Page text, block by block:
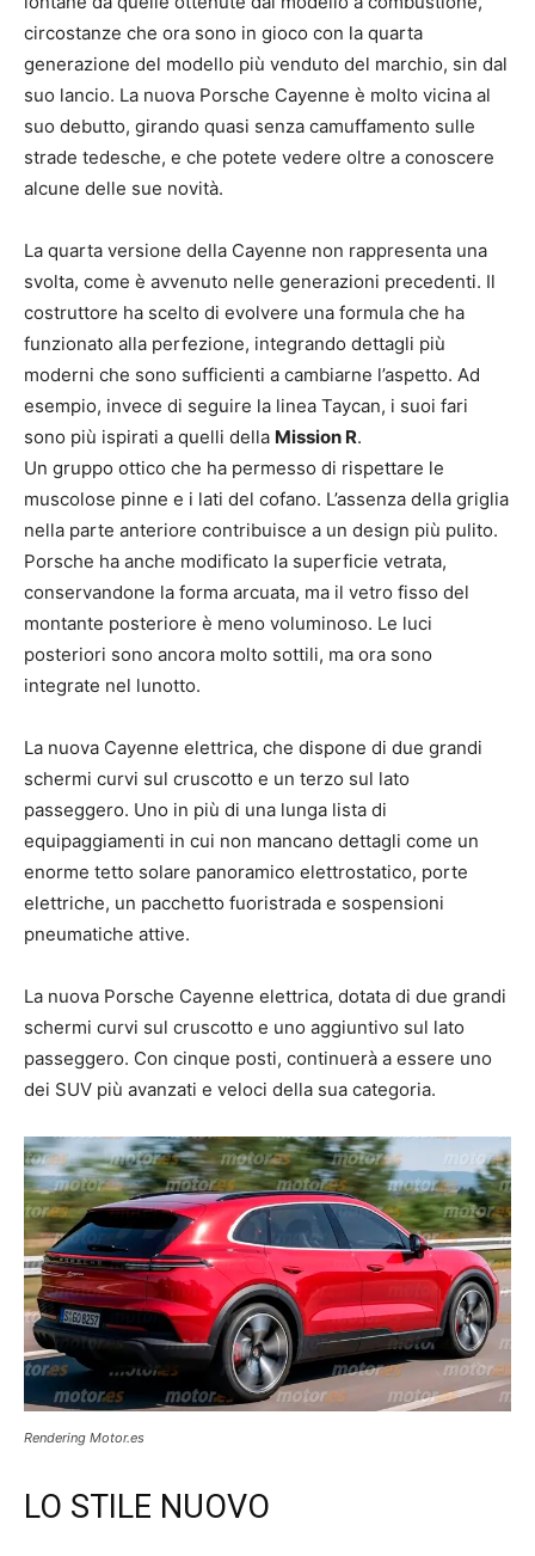
circostanze che ora sono in gioco con la quarta
generazione del modello più venduto del marchio, sin dal
suo lancio. La nuova Porsche Cayenne è molto vicina al
suo debutto, girando quasi senza camuffamento sulle
strade tedesche, e che potete vedere oltre a conoscere
alcune delle sue novità.
La quarta versione della Cayenne non rappresenta una
svolta, come è avvenuto nelle generazioni precedenti. Il
costruttore ha scelto di evolvere una formula che ha
funzionato alla perfezione, integrando dettagli più
moderni che sono sufficienti a cambiarne l’aspetto. Ad
esempio, invece di seguire la linea Taycan, i suoi fari
sono più ispirati a quelli della Mission R.
Un gruppo ottico che ha permesso di rispettare le
muscolose pinne e i lati del cofano. L’assenza della griglia
nella parte anteriore contribuisce a un design più pulito.
Porsche ha anche modificato la superficie vetrata,
conservandone la forma arcuata, ma il vetro fisso del
montante posteriore è meno voluminoso. Le luci
posteriori sono ancora molto sottili, ma ora sono
integrate nel lunotto.
La nuova Cayenne elettrica, che dispone di due grandi
schermi curvi sul cruscotto e un terzo sul lato
passeggero. Uno in più di una lunga lista di
equipaggiamenti in cui non mancano dettagli come un
enorme tetto solare panoramico elettrostatico, porte
elettriche, un pacchetto fuoristrada e sospensioni
pneumatiche attive.
La nuova Porsche Cayenne elettrica, dotata di due grandi
schermi curvi sul cruscotto e uno aggiuntivo sul lato
passeggero. Con cinque posti, continuerà a essere uno
dei SUV più avanzati e veloci della sua categoria.
Rendering Motor.es
LO STILE NUOVO